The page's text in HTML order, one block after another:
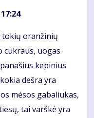
tokių oranžinių
cukraus, uogas
kepinius
dešra yra
mėsos gabaliukas,
tai varškė yra